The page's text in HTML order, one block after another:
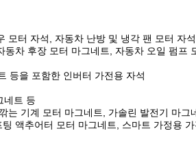
모터 자석, 자동차 난방 및 냉각 팬 모터 자
차 후장 모터 마그네트, 자동차 오일 펌프
등을 포함한 인버터 가전용 자석
네트 등
는 기계 모터 마그네트, 가솔린 발전기 마그
액추어터 모터 마그네트, 스마트 가정용